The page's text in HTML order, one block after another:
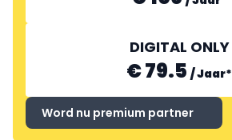
DIGITAL ONLY
€ 79.5 /Jaar*
Word nu premium partner